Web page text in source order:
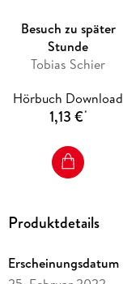
Besuch zu später
Stunde
Tobias Schier
Hörbuch Download
1,13 €*
Produktdetails
Erscheinungsdatum